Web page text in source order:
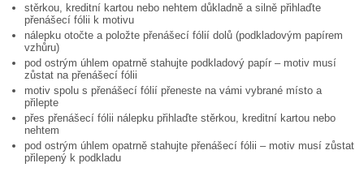
stěrkou, kreditní kartou nebo nehtem důkladně a silně přihlaďte
přenášecí fólii k motivu
nálepku otočte a položte přenášecí fólií dolů (podkladovým papírem
vzhůru)
pod ostrým úhlem opatrně stahujte podkladový papír – motiv musí
zůstat na přenášecí fólii
motiv spolu s přenášecí fólií přeneste na vámi vybrané místo a
přilepte
přes přenášecí fólii nálepku přihlaďte stěrkou, kreditní kartou nebo
nehtem
pod ostrým úhlem opatrně stahujte přenášecí fólii – motiv musí zůstat
přilepený k podkladu